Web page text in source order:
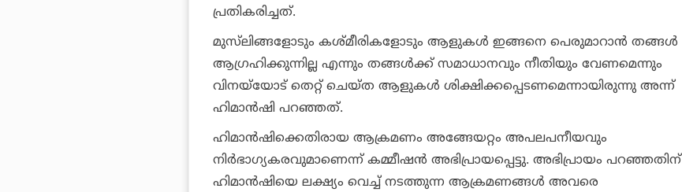
പ്രതികരിച്ചത്.
മുസ്‌ലിങ്ങളോടും കശ്മീരികളോടും ആളുകള്‍ ഇങ്ങനെ പെരുമാറാന്‍ തങ്ങള്‍
ആഗ്രഹിക്കുന്നില്ല എന്നും തങ്ങള്‍ക്ക് സമാധാനവും നീതിയും വേണമെന്നും
വിനയ്‌യോട് തെറ്റ് ചെയ്ത ആളുകള്‍ ശിക്ഷിക്കപ്പെടണമെന്നായിരുന്നു അന്ന്
ഹിമാന്‍ഷി പറഞ്ഞത്.
ഹിമാന്‍ഷിക്കെതിരായ ആക്രമണം അങ്ങേയറ്റം അപലപനീയവും
നിര്‍ഭാഗ്യകരവുമാണെന്ന് കമ്മീഷന്‍ അഭിപ്രായപ്പെട്ടു. അഭിപ്രായം പറഞ്ഞതിന്
ഹിമാന്‍ഷിയെ ലക്ഷ്യം വെച്ച് നടത്തുന്ന ആക്രമണങ്ങള്‍ അവരെ